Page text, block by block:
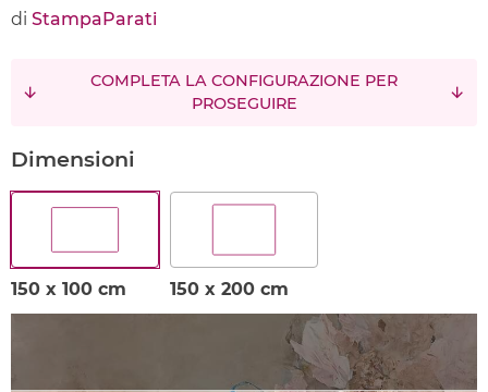
di StampaParati
COMPLETA LA CONFIGURAZIONE PER
PROSEGUIRE
Dimensioni
150 x 100 cm 150 x 200 cm